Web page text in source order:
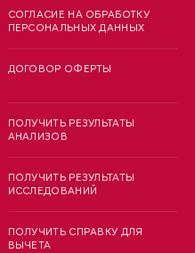
СОГЛАСИЕ НА ОБРАБОТКУ
ПЕРСОНАЛЬНЫХ ДАННЫХ
ДОГОВОР ОФЕРТЫ
ПОЛУЧИТЬ РЕЗУЛЬТАТЫ
АНАЛИЗОВ
ПОЛУЧИТЬ РЕЗУЛЬТАТЫ
ИССЛЕДОВАНИЙ
ПОЛУЧИТЬ СПРАВКУ ДЛЯ
ВЫЧЕТА